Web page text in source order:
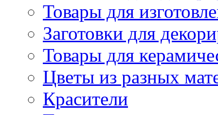
Товары для
Заготовки для
Товары для
Цветы из разных
Красители